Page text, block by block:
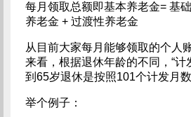
每月领取总额即基本养老金= 基
养老金 + 过渡性养老金
从目前大家每月能够领取的个人
来看，根据退休年龄的不同，“计
到65岁退休是按照101个计发月数
举个例子：